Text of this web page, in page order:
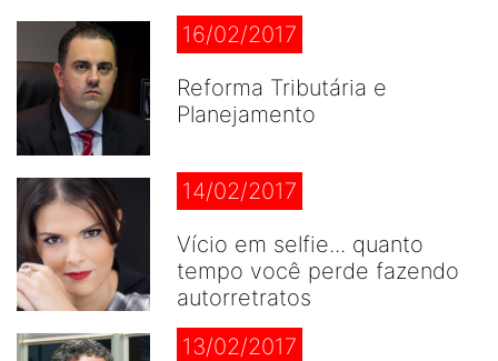
16/02/2017
Reforma Tributária e
Planejamento
14/02/2017
Vício em selfie... quanto
tempo você perde fazendo
autorretratos
13/02/2017